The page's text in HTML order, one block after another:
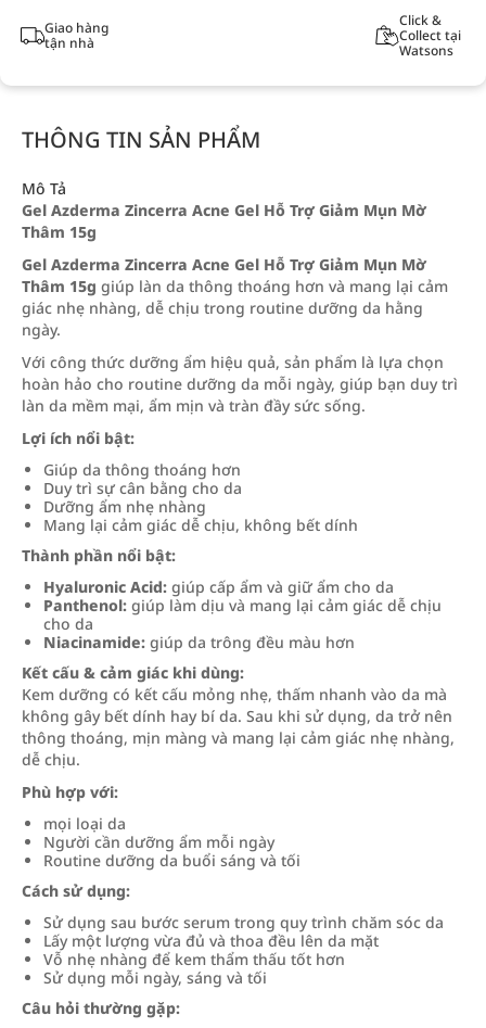
Giao hàng
tận nhà
Click &
Collect tại
Watsons
THÔNG TIN SẢN PHẨM
Mô Tả
Gel Azderma Zincerra Acne Gel Hỗ Trợ Giảm Mụn Mờ
Thâm 15g
Gel Azderma Zincerra Acne Gel Hỗ Trợ Giảm Mụn Mờ
Thâm 15g giúp làn da thông thoáng hơn và mang lại cảm
giác nhẹ nhàng, dễ chịu trong routine dưỡng da hằng
ngày.
Với công thức dưỡng ẩm hiệu quả, sản phẩm là lựa chọn
hoàn hảo cho routine dưỡng da mỗi ngày, giúp bạn duy trì
làn da mềm mại, ẩm mịn và tràn đầy sức sống.
Lợi ích nổi bật:
Giúp da thông thoáng hơn
Duy trì sự cân bằng cho da
Dưỡng ẩm nhẹ nhàng
Mang lại cảm giác dễ chịu, không bết dính
Thành phần nổi bật:
Hyaluronic Acid: giúp cấp ẩm và giữ ẩm cho da
Panthenol: giúp làm dịu và mang lại cảm giác dễ chịu
cho da
Niacinamide: giúp da trông đều màu hơn
Kết cấu & cảm giác khi dùng:
Kem dưỡng có kết cấu mỏng nhẹ, thấm nhanh vào da mà
không gây bết dính hay bí da. Sau khi sử dụng, da trở nên
thông thoáng, mịn màng và mang lại cảm giác nhẹ nhàng,
dễ chịu.
Phù hợp với:
mọi loại da
Người cần dưỡng ẩm mỗi ngày
Routine dưỡng da buổi sáng và tối
Cách sử dụng:
Sử dụng sau bước serum trong quy trình chăm sóc da
Lấy một lượng vừa đủ và thoa đều lên da mặt
Vỗ nhẹ nhàng để kem thẩm thấu tốt hơn
Sử dụng mỗi ngày, sáng và tối
Câu hỏi thường gặp: